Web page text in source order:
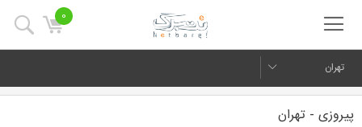
0
تهران
پیروزی - تهران